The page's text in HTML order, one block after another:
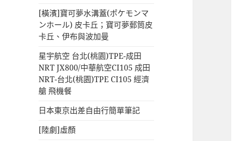
[橫濱]寶可夢水溝蓋(ポケモンマ
ンホール) 皮卡丘；寶可夢郵筒皮
卡丘、伊布與波加曼
星宇航空 台北(桃園)TPE-成田
NRT JX800/中華航空CI105 成田
NRT-台北(桃園)TPE CI105 經濟
艙 飛機餐
日本東京出差自由行簡單筆記
[陸劇]虛顏